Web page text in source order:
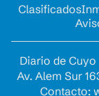
Clasificados
Diario de
Av. Alem Sur
Contacto: